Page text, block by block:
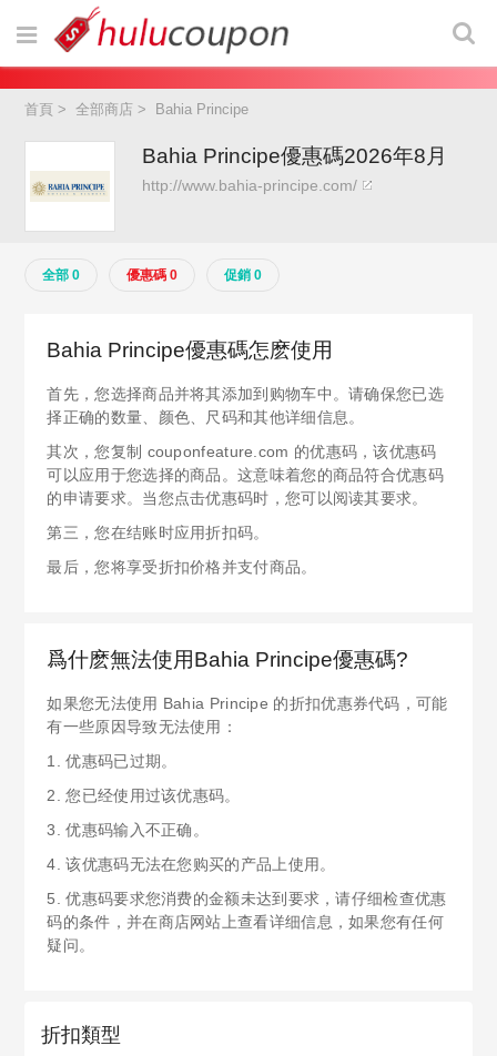
首頁 >全部商店 > Bahia Principe
Bahia Principe優惠碼2026年8月
http://www.bahia-principe.com/
全部 0 優惠碼 0 促銷 0
Bahia Principe優惠碼怎麽使用
首先，您选择商品并将其添加到购物车中。请确保您已选
择正确的数量、颜色、尺码和其他详细信息。
其次，您复制 couponfeature.com 的优惠码，该优惠码
可以应用于您选择的商品。这意味着您的商品符合优惠码
的申请要求。当您点击优惠码时，您可以阅读其要求。
第三，您在结账时应用折扣码。
最后，您将享受折扣价格并支付商品。
爲什麽無法使用Bahia Principe優惠碼?
如果您无法使用 Bahia Principe 的折扣优惠券代码，可能
有一些原因导致无法使用：
1. 优惠码已过期。
2. 您已经使用过该优惠码。
3. 优惠码输入不正确。
4. 该优惠码无法在您购买的产品上使用。
5. 优惠码要求您消费的金额未达到要求，请仔细检查优惠
码的条件，并在商店网站上查看详细信息，如果您有任何
疑问。
折扣類型